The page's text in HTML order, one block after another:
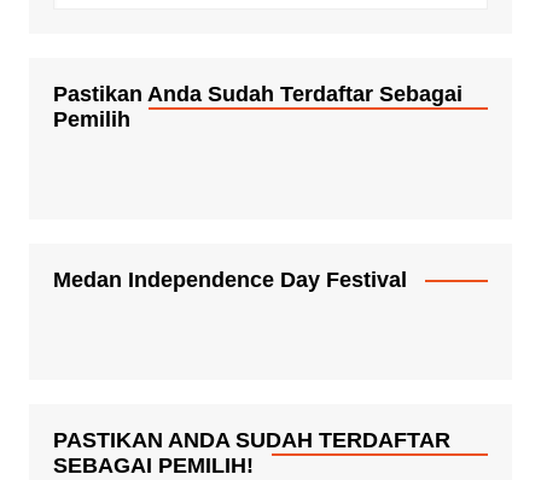
Pastikan Anda Sudah Terdaftar Sebagai
Pemilih
Medan Independence Day Festival
PASTIKAN ANDA SUDAH TERDAFTAR
SEBAGAI PEMILIH!